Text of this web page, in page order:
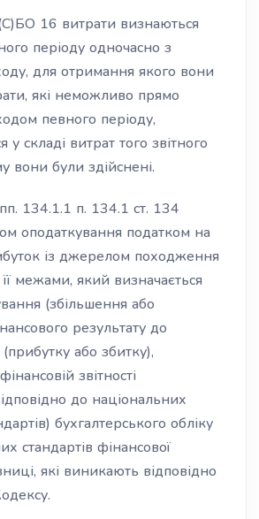
16 витрати визнаються
періоду одночасно з
для отримання якого вони
які неможливо прямо
певного періоду,
у складі витрат того звітного
вони були здійснені.
134.1.1 п. 134.1 ст. 134
оподаткування податком на
із джерелом походження
межами, який визначається
(збільшення або
результату до
або збитку),
звітності
до національних
бухгалтерського обліку
стандартів фінансової
які виникають відповідно